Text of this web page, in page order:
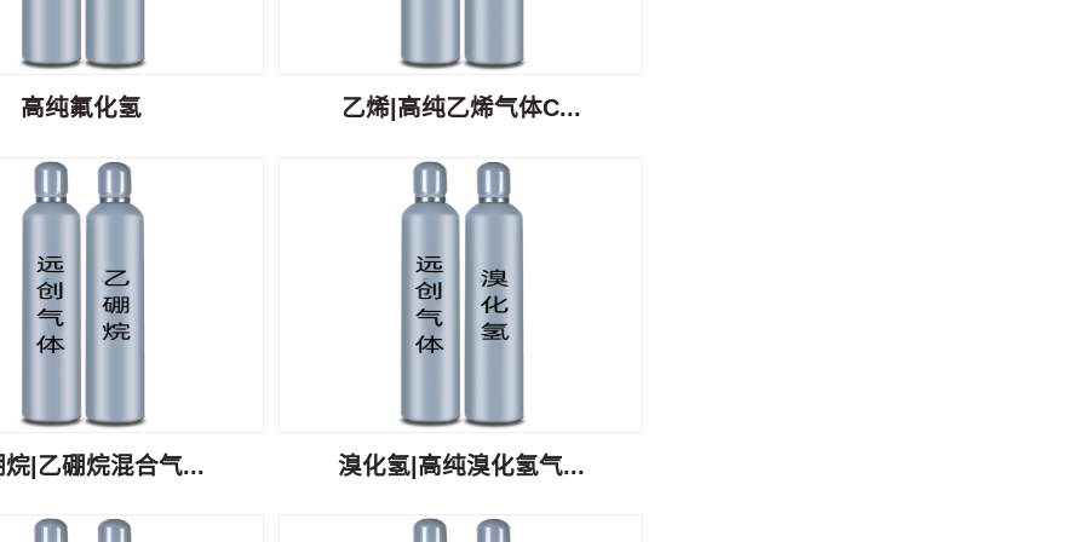
高纯氟化氢 乙烯|高纯乙烯气体C...
烷|乙硼烷混合气... 溴化氢|高纯溴化氢气...